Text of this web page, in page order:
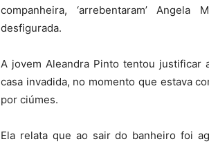
companheira, ‘arrebentaram’
desfigurada.
A jovem Aleandra Pinto tentou justificar
casa invadida, no momento que estava
por ciúmes.
Ela relata que ao sair do banheiro foi